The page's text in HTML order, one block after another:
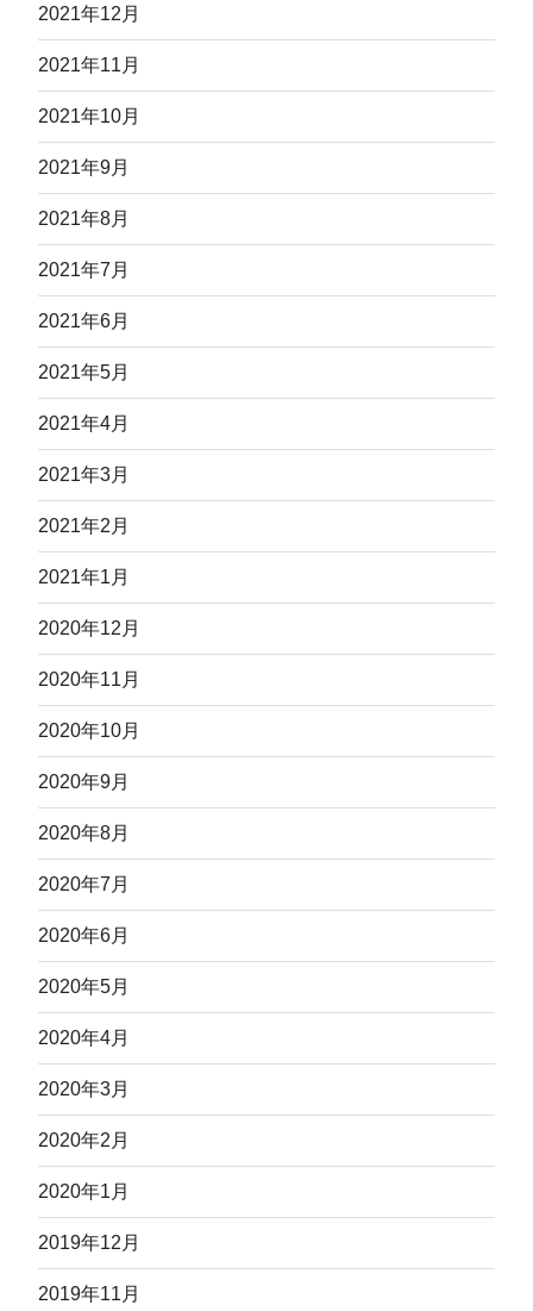
2021年12月
2021年11月
2021年10月
2021年9月
2021年8月
2021年7月
2021年6月
2021年5月
2021年4月
2021年3月
2021年2月
2021年1月
2020年12月
2020年11月
2020年10月
2020年9月
2020年8月
2020年7月
2020年6月
2020年5月
2020年4月
2020年3月
2020年2月
2020年1月
2019年12月
2019年11月